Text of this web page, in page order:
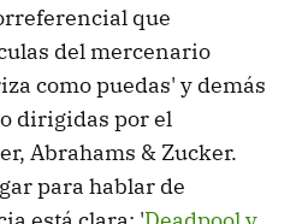
que
del mercenario
como puedas' y demás
dirigidas por el
Abrahams & Zucker.
para hablar de